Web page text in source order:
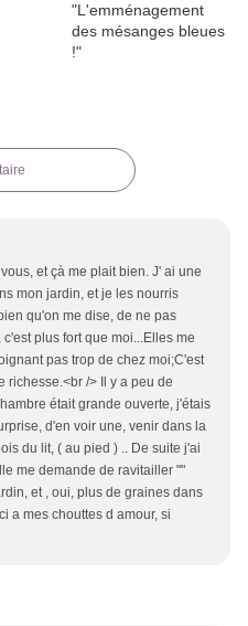
et çà me plait bien. J' ai une
mon jardin, et je les nourris
qu'on me dise, de ne pas
plus fort que moi...Elles me
pas trop de chez moi;C'est
richesse.<br /> Il y a peu de
était grande ouverte, j'étais
d'en voir une, venir dans la
du lit, ( au pied ) .. De suite j'ai
me demande de ravitailler ""
et , oui, plus de graines dans
a mes chouttes d amour, si